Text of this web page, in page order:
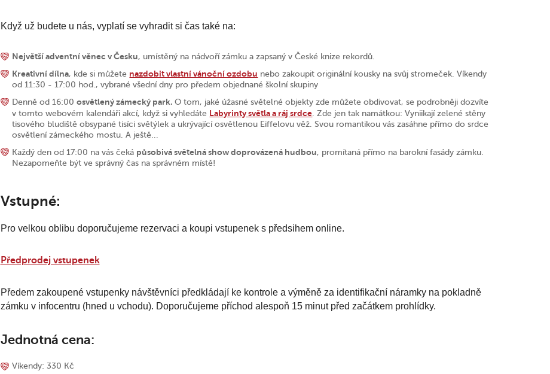
Když už budete u nás, vyplatí se vyhradit si čas také na:
Největší adventní věnec v Česku, umístěný na nádvoří zámku a zapsaný v České knize rekordů.
Kreativní dílna, kde si můžete nazdobit vlastní vánoční ozdobu nebo zakoupit originální kousky na svůj stromeček. Víkendy
od 11:30 - 17:00 hod., vybrané všední dny pro předem objednané školní skupiny
Denně od 16:00osvětlený zámecký park.O tom, jaké úžasné světelné objekty zde můžete obdivovat, se podrobněji dozvíte
v tomto webovém kalendáři akcí, když si vyhledáte Labyrinty světla a ráj srdce . Zde jen tak namátkou: Vyniikají zelené stěny
tisového bludiště obsypané tisíci světýlek a ukrývající osvětlenou Eiffelovu věž. Svou romantikou vás zasáhne přímo do srdce
osvětlení zámeckého mostu. A ještě...
Každý den od 17:00 na vás čeká působivá světelná show doprovázená hudbou, promítaná přímo na barokní fasády zámku.
Nezapomeňte být ve správný čas na správném místě!
Vstupné:
Pro velkou oblibu doporučujeme rezervaci a koupi vstupenek s předsihem online.
Předprodej vstupenek
Předem zakoupené vstupenky návštěvníci předkládají ke kontrole a výměně za identifikační náramky na pokladně
zámku v infocentru (hned u vchodu). Doporučujeme příchod alespoň 15 minut před začátkem prohlídky.
Jednotná cena:
Víkendy: 330 Kč